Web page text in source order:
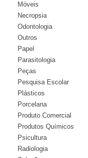
Móveis
Necropsia
Odontologia
Outros
Papel
Parasitologia
Peças
Pesquisa Escolar
Plásticos
Porcelana
Produto Comercial
Produtos Químicos
Psicultura
Radiologia